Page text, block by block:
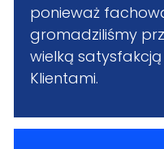
ponieważ
gromadziliśmy
wielką satysfakcją
Klientami.